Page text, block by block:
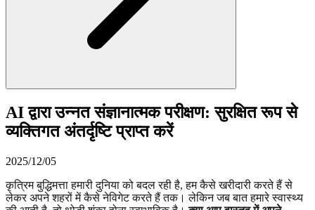
AI द्वारा उन्नत संज्ञानात्मक परीक्षण: सुरक्षित रूप से
व्यक्तिगत अंतर्दृष्टि प्राप्त करें
2025/12/05
कृत्रिम बुद्धिमत्ता हमारी दुनिया को बदल रही है, हम कैसे खरीदारी करते हैं से
लेकर अपने शहरों में कैसे नेविगेट करते हैं तक। लेकिन जब बात हमारे स्वास्थ्य